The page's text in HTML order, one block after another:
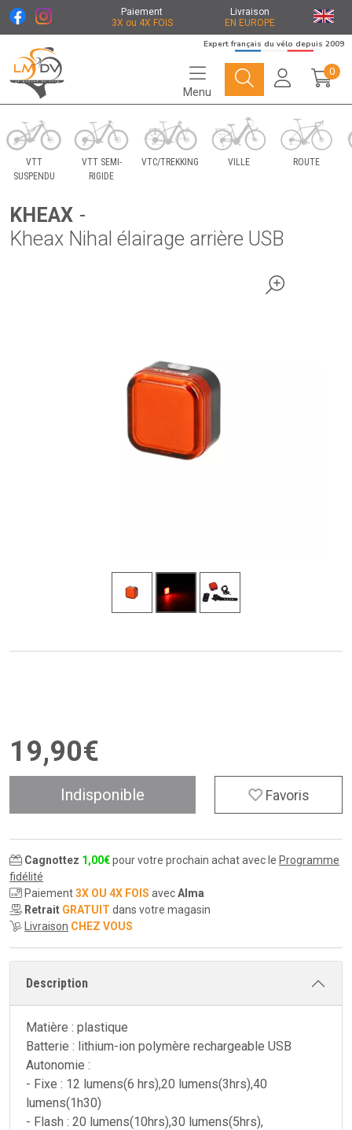
Paiement
3X ou 4X FOIS
Livraison
EN EUROPE
Le Marché du Vélo Votre distributeurs de vélo
Expert français du vélo depuis 2009
Menu
0
VTT
SUSPENDU
VTT SEMI-
RIGIDE
VTC/TREKKING VILLE ROUTE
KHEAX -
Kheax Nihal élairage arrière USB
19,90€
Indisponible Favoris
Cagnottez 1,00€pour votre prochain achat avec le Programme
fidélité
Paiement3X OU 4X FOIS avecAlma
Retrait GRATUIT dans votre magasin
Livraison CHEZ VOUS
Description
Matière : plastique
Batterie : lithium-ion polymère rechargeable USB
Autonomie :
- Fixe : 12 lumens(6 hrs),20 lumens(3hrs),40
lumens(1h30)
- Flash : 20 lumens(10hrs),30 lumens(5hrs),